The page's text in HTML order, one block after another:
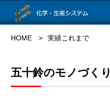
HOME 実績これまで
五十鈴のモノづくり